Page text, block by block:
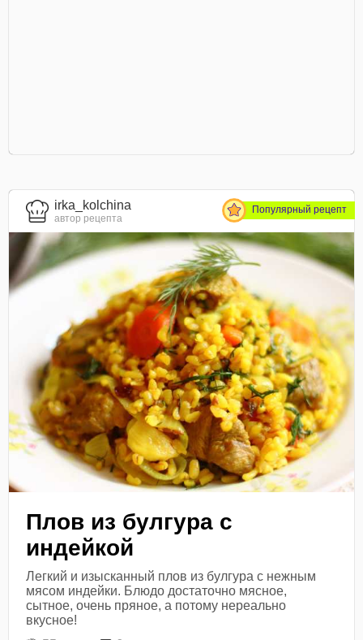
irka_kolchina
автор рецепта
Популярный рецепт
Плов из булгура с
индейкой
Легкий и изысканный плов из булгура с нежным
мясом индейки. Блюдо достаточно мясное,
сытное, очень пряное, а потому нереально
вкусное!